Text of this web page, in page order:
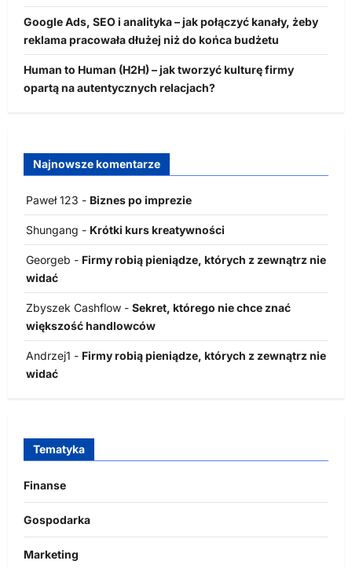
Google Ads, SEO i analityka – jak połączyć kanały, żeby
reklama pracowała dłużej niż do końca budżetu
Human to Human (H2H) – jak tworzyć kulturę firmy
opartą na autentycznych relacjach?
Najnowsze komentarze
Paweł 123 - Biznes po imprezie
Shungang - Krótki kurs kreatywności
Georgeb - Firmy robią pieniądze, których z zewnątrz nie
widać
Zbyszek Cashflow - Sekret, którego nie chce znać
większość handlowców
Andrzej1 - Firmy robią pieniądze, których z zewnątrz nie
widać
Tematyka
Finanse
Gospodarka
Marketing